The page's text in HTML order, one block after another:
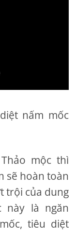
nấm mốc
mộc thì
sẽ hoàn toàn
trội của dung
này là ngăn
tiêu diệt